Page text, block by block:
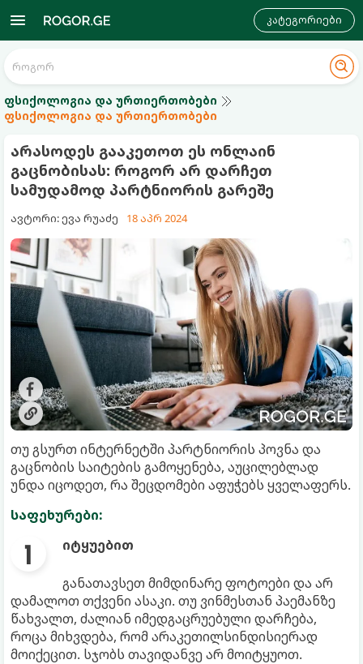
კატეგორიები
ფსიქოლოგია და ურთიერთობები
ფსიქოლოგია და ურთიერთობები
არასოდეს გააკეთოთ ეს ონლაინ
გაცნობისას: როგორ არ დარჩეთ
სამუდამოდ პარტნიორის გარეშე
ავტორი: ევა რუაძე 18 აპრ 2024
თუ გსურთ ინტერნეტში პარტნიორის პოვნა და
გაცნობის საიტების გამოყენება, აუცილებლად
უნდა იცოდეთ, რა შეცდომები აფუჭებს ყველაფერს.
საფეხურები:
იტყუებით
განათავსეთ მიმდინარე ფოტოები და არ
დამალოთ თქვენი ასაკი. თუ ვინმესთან პაემანზე
წახვალთ, ძალიან იმედგაცრუებული დარჩება,
როცა მიხვდება, რომ არაკეთილსინდისიერად
მოიქეცით. სჯობს თავიდანვე არ მოიტყუოთ.